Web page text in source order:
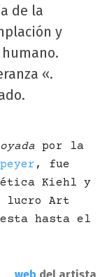
de la
y
«.
por la
, fue
Kiehl y
lucro Art
hasta el
web del artista